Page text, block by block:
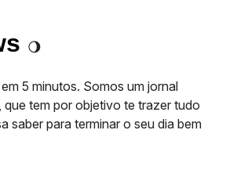
🌖
5 minutos. Somos um jornal
que tem por objetivo te trazer tudo
saber para terminar o seu dia bem